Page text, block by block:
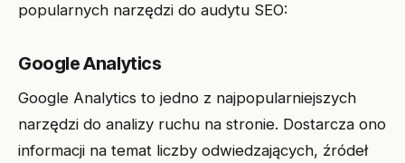
popularnych narzędzi do audytu SEO:
Google Analytics
Google Analytics to jedno z najpopularniejszych
narzędzi do analizy ruchu na stronie. Dostarcza ono
informacji na temat liczby odwiedzających, źródeł